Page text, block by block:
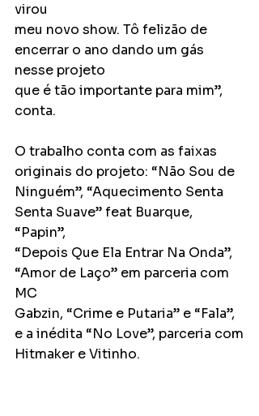
virou
meu novo show. Tô felizão de
encerrar o ano dando um gás
nesse projeto
que é tão importante para mim”,
conta.
O trabalho conta com as faixas
originais do projeto: “Não Sou de
Ninguém”, “Aquecimento Senta
Senta Suave” feat Buarque,
“Papin”,
“Depois Que Ela Entrar Na Onda”,
“Amor de Laço” em parceria com
MC
Gabzin, “Crime e Putaria” e “Fala”,
e a inédita “No Love”, parceria com
Hitmaker e Vitinho.